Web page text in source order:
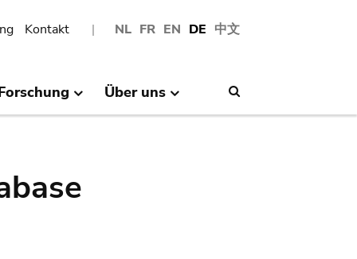
NL FR EN DE 中文
Kontakt
Über uns